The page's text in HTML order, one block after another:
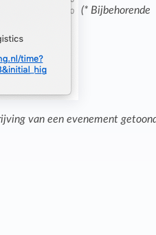
(* Bijbehorende
van een evenement